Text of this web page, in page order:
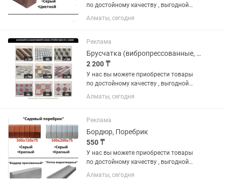
по достойному качеству , выгодной
цене и по гарантии. В наличии имеются
различные виды на «БРУСЧАТКА» ,
(мрамор)» , «ПЛИТКА» ,...
Алматы, сегодня
Реклама
Брусчатка (вибропрессованные, вибролитые, евробрусчатка)
2 200 ₸
У нас вы можете приобрести товары
по достойному качеству , выгодной
цене и по гарантии. В наличии имеются
различные виды на «БРУСЧАТКА» ,
(мрамор)» , «ПЛИТКА» ,...
Алматы, сегодня
Реклама
Бордюр, Поребрик
550 ₸
У нас вы можете приобрести товары
по достойному качеству , выгодной
цене и по гарантии. В наличии имеются
различные виды на «БРУСЧАТКА» ,
Алматы, сегодня